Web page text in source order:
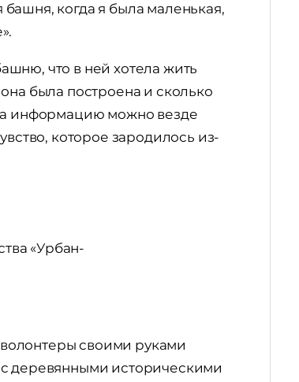
когда я была маленькая,
что в ней хотела жить
была построена и сколько
информацию можно везде
которое зародилось из-
«Урбан-
своими руками
деревянными историческими